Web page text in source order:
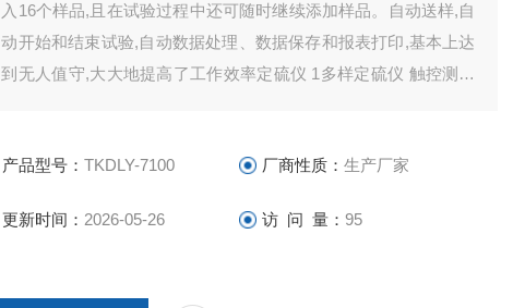
入16个样品,且在试验过程中还可随时继续添加样品。自动送样,自
动开始和结束试验,自动数据处理、数据保存和报表打印,基本上达
到无人值守,大大地提高了工作效率定硫仪 1多样定硫仪 触控测硫
产品型号：TKDLY-7100 厂商性质： 生产厂家
更新时间： 2026-05-26 访 问 量： 95